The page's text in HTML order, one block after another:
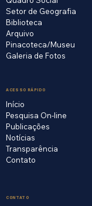
Setor de Geografia
Biblioteca
Arquivo
Pinacoteca/Museu
Galeria de Fotos
ACESSO RÁPIDO
Início
Pesquisa On-line
Publicações
Notícias
Transparência
Contato
CONTATO